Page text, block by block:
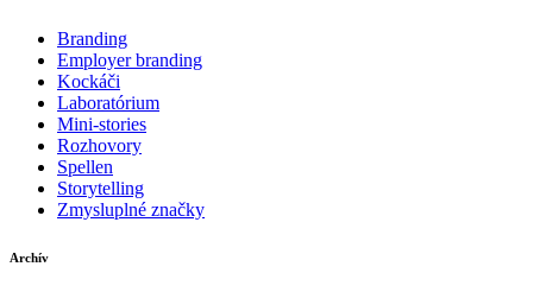
Branding
Employer branding
Kockáči
Laboratórium
Mini-stories
Rozhovory
Spellen
Storytelling
Zmysluplné značky
Archív